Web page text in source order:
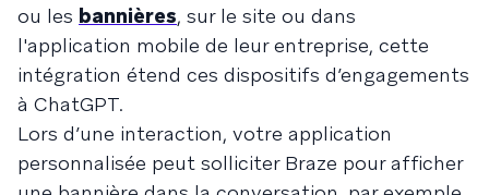
ou les bannières, sur le site ou dans
l'application mobile de leur entreprise, cette
intégration étend ces dispositifs d’engagements
à ChatGPT.
Lors d’une interaction, votre application
personnalisée peut solliciter Braze pour afficher